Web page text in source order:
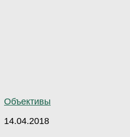
Объективы
14.04.2018